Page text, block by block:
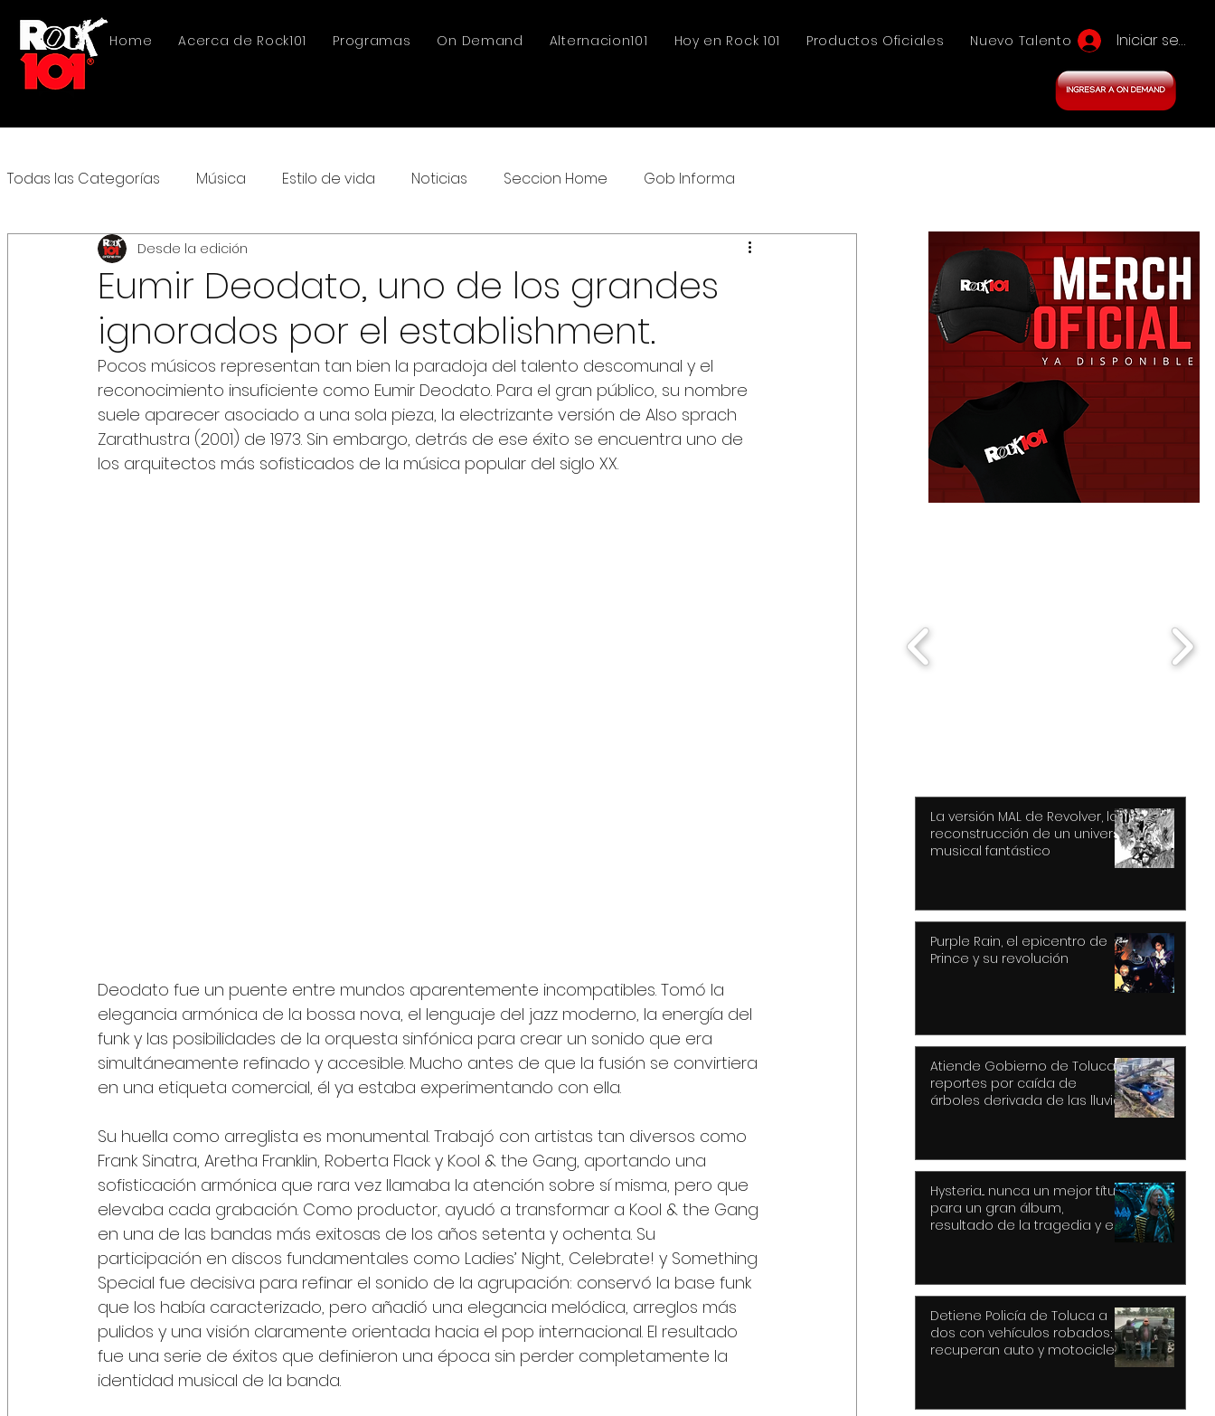
Home Acerca de Rock101 Programas On Demand Alternacion101 Hoy en Rock 101 Productos Oficiales Nuevo Talento Iniciar sesión
Todas las Categorías Música Estilo de vida Noticias Seccion Home Gob Informa
Eumir Deodato, uno de los grandes
ignorados por el establishment.
Desde la edición
Pocos músicos representan tan bien la paradoja del talento descomunal y el
reconocimiento insuficiente como Eumir Deodato. Para el gran público, su nombre
suele aparecer asociado a una sola pieza, la electrizante versión de Also sprach
Zarathustra (2001) de 1973. Sin embargo, detrás de ese éxito se encuentra uno de
los arquitectos más sofisticados de la música popular del siglo XX.
Deodato fue un puente entre mundos aparentemente incompatibles. Tomó la
elegancia armónica de la bossa nova, el lenguaje del jazz moderno, la energía del
funk y las posibilidades de la orquesta sinfónica para crear un sonido que era
simultáneamente refinado y accesible. Mucho antes de que la fusión se convirtiera
en una etiqueta comercial, él ya estaba experimentando con ella.
Su huella como arreglista es monumental. Trabajó con artistas tan diversos como
Frank Sinatra, Aretha Franklin, Roberta Flack y Kool & the Gang, aportando una
sofisticación armónica que rara vez llamaba la atención sobre sí misma, pero que
elevaba cada grabación. Como productor, ayudó a transformar a Kool & the Gang
en una de las bandas más exitosas de los años setenta y ochenta. Su
participación en discos fundamentales como Ladies’ Night, Celebrate! y Something
Special fue decisiva para refinar el sonido de la agrupación: conservó la base funk
que los había caracterizado, pero añadió una elegancia melódica, arreglos más
pulidos y una visión claramente orientada hacia el pop internacional. El resultado
fue una serie de éxitos que definieron una época sin perder completamente la
identidad musical de la banda.
La versión MAL de Revolver, la
reconstrucción de un universo
musical fantástico
Purple Rain, el epicentro de
Prince y su revolución
Atiende Gobierno de Toluca
reportes por caída de
árboles derivada de las lluvias
Hysteria... nunca un mejor título
para un gran álbum,
resultado de la tragedia y el
Detiene Policía de Toluca a
dos con vehículos robados;
recuperan auto y motocicleta